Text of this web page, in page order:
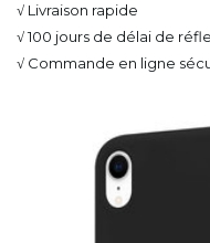
√ Livraison rapide
√ 100 jours de délai de
√ Commande en ligne